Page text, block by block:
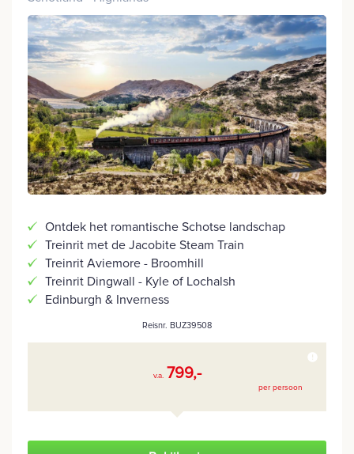
Ontdek het romantische Schotse landschap
Treinrit met de Jacobite Steam Train
Treinrit Aviemore - Broomhill
Treinrit Dingwall - Kyle of Lochalsh
Edinburgh & Inverness
Reisnr. BUZ39508
v.a. 799,-
per persoon